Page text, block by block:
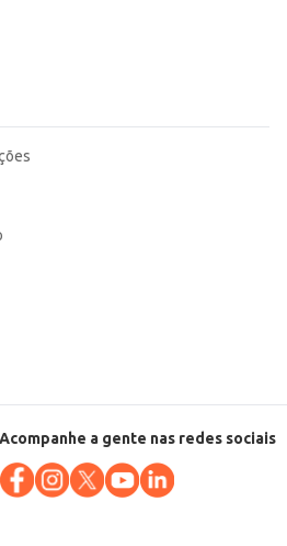
Acompanhe a gente nas redes sociais